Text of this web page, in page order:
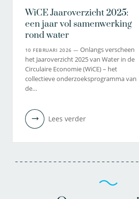
WiCE Jaaroverzicht 2025:
een jaar vol samenwerking
rond water
10 FEBRUARI 2026 —Onlangs verscheen
het Jaaroverzicht 2025 van Water in de
Circulaire Economie (WiCE) – het
collectieve onderzoeksprogramma van
de…
Lees verder